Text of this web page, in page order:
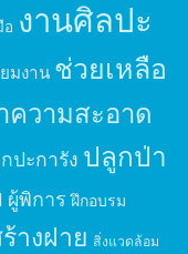
อ งานศิลปะ
มงาน ช่วยเหลือ
ความสะอาด
ปะการัง ปลูกป่า
ผู้พิการ ฝึกอบรม
างฝาย สิ่งแวดล้อม